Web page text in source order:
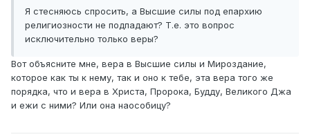
Я стесняюсь спросить, а Высшие силы под епархию
религиозности не подпадают? Т.е. это вопрос
исключительно только веры?
Вот объясните мне, вера в Высшие силы и Мироздание,
которое как ты к нему, так и оно к тебе, эта вера того же
порядка, что и вера в Христа, Пророка, Будду, Великого Джа
и ежи с ними? Или она наособицу?